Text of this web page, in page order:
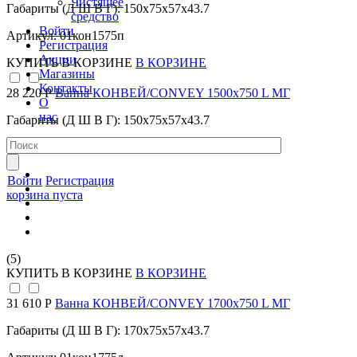
средство
Войти
Регистрация
Акции
Магазины
Контакты
О
нас
Войти Регистрация
корзина пуста
Габариты (Д Ш В Г): 150x75x57x43.7
Артикул: 01кон1575п
КУПИТЬ В КОРЗИНЕ В КОРЗИНЕ
28 220 РВанна КОНВЕЙ/CONVEY 1500х750 L МГ
Габариты (Д Ш В Г): 150x75x57x43.7
Артикул: 01кон1575л
(5)
КУПИТЬ В КОРЗИНЕ В КОРЗИНЕ
31 610 Р Ванна КОНВЕЙ/CONVEY 1700х750 L МГ
Габариты (Д Ш В Г): 170x75x57x43.7